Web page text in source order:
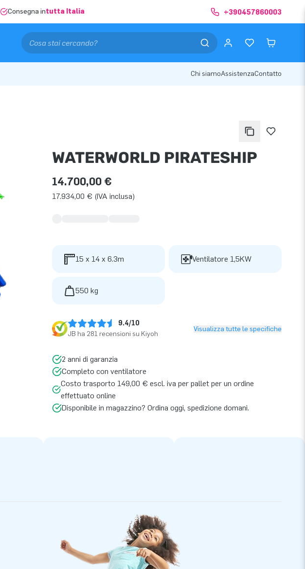
Consegna intutta Italia +390457860003
Chi siamoAssistenzaContatto
WATERWORLD PIRATESHIP
14.700,00 €
17.934,00 € (IVA inclusa)
15 x 14 x 6.3m Ventilatore 1,5KW
550 kg
9.4/10
JB ha 281 recensioni su Kiyoh
Visualizza tutte le specifiche
2 anni di garanzia
Completo con ventilatore
Costo trasporto 149,00 € escl. iva per pallet per un ordine
effettuato online
Disponibile in magazzino? Ordina oggi, spedizione domani.